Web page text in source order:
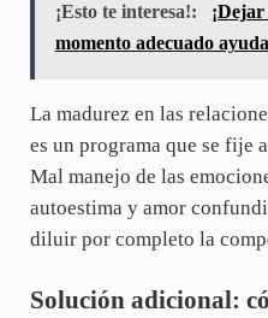
¡Esto te interesa!:
momento adecuado
La madurez en las
es un programa que se fije
Mal manejo de las
autoestima y amor
diluir por completo la
Solución adicional: